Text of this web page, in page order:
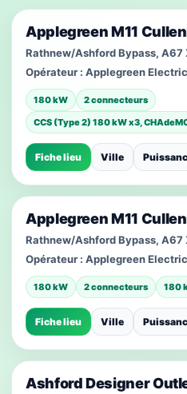
Applegreen M11
Rathnew/Ashford Bypass, A67
Opérateur : Applegreen Electric
180 kW
2 connecteurs
CCS (Type 2) 180 kW x3,
Fiche lieu Ville
Applegreen M11
Rathnew/Ashford Bypass,
Opérateur : Applegreen Electric
180 kW 2 connecteurs 180
Fiche lieu Ville
Ashford Designer